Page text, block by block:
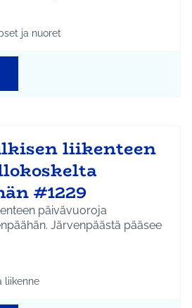
mukaan: Koko Tuusula
tulokset teeman mukaan: Lapset ja
ja nuoret
liikenteen
#1229
päivävuoroja
Järvenpäästä pääsee
mukaan: Kellokoski
teeman mukaan: Infra ja liikenne
liikenne